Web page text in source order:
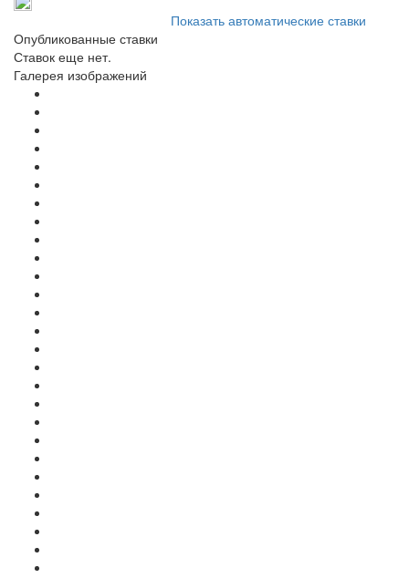
Показать автоматические ставки
Опубликованные ставки
Ставок еще нет.
Галерея изображений